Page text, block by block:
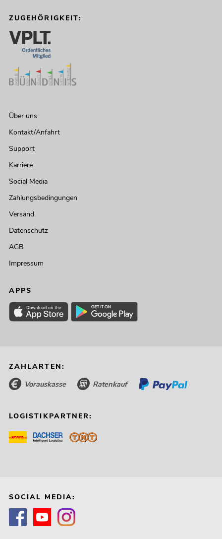
ZUGEHÖRIGKEIT:
Über uns
Kontakt/Anfahrt
Support
Karriere
Social Media
Zahlungsbedingungen
Versand
Datenschutz
AGB
Impressum
APPS
ZAHLARTEN:
Vorauskasse Ratenkauf
LOGISTIKPARTNER:
SOCIAL MEDIA: